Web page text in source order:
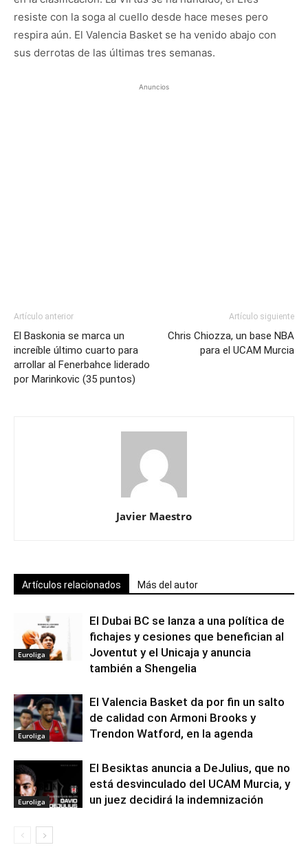
resiste con la soga al cuello desde hace meses pero
respira aún. El Valencia Basket se ha venido abajo con
sus derrotas de las últimas tres semanas.
Anuncios
Artículo anterior
El Baskonia se marca un
increíble último cuarto para
arrollar al Fenerbahce liderado
por Marinkovic (35 puntos)
Artículo siguiente
Chris Chiozza, un base NBA
para el UCAM Murcia
Javier Maestro
Artículos relacionados Más del autor
Euroliga
El Dubai BC se lanza a una política de
fichajes y cesiones que benefician al
Joventut y el Unicaja y anuncia
también a Shengelia
Euroliga
El Valencia Basket da por fin un salto
de calidad con Armoni Brooks y
Trendon Watford, en la agenda
Euroliga
El Besiktas anuncia a DeJulius, que no
está desvinculado del UCAM Murcia, y
un juez decidirá la indemnización